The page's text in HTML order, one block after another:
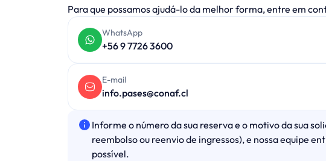
Para que possamos ajudá-lo da melhor forma, entre em
WhatsApp
+56 9 7726 3600
E-mail
info.pases@conaf.cl
Informe o número da sua reserva e o motivo da sua
reembolso ou reenvio de ingressos), e nossa equipe
possível.